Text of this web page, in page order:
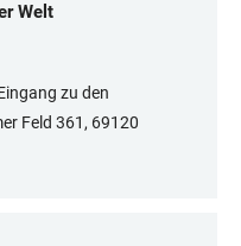
Welt
zu den
Feld 361, 69120